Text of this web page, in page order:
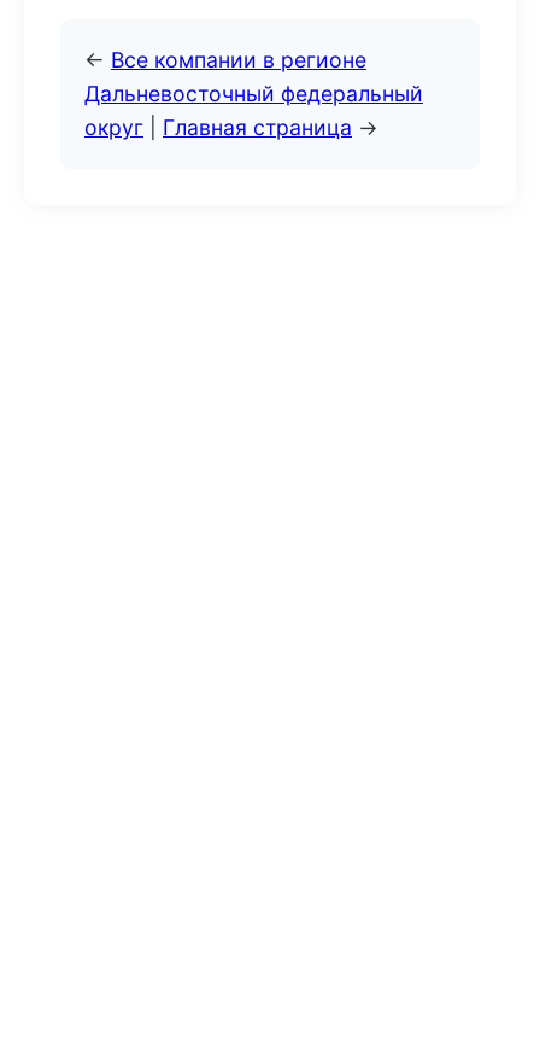
← Все компании в регионе
Дальневосточный федеральный
округ
Главная страница →